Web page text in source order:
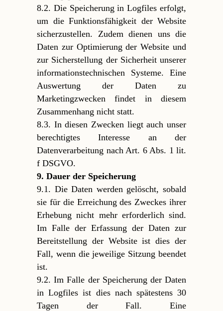
8.2. Die Speicherung in Logfiles erfolgt,
um die Funktionsfähigkeit der Website
sicherzustellen. Zudem dienen uns die
Daten zur Optimierung der Website und
zur Sicherstellung der Sicherheit unserer
informationstechnischen Systeme. Eine
Auswertung der Daten zu
Marketingzwecken findet in diesem
Zusammenhang nicht statt.
8.3. In diesen Zwecken liegt auch unser
berechtigtes Interesse an der
Datenverarbeitung nach Art. 6 Abs. 1 lit.
f DSGVO.
9. Dauer der Speicherung
9.1. Die Daten werden gelöscht, sobald
sie für die Erreichung des Zweckes ihrer
Erhebung nicht mehr erforderlich sind.
Im Falle der Erfassung der Daten zur
Bereitstellung der Website ist dies der
Fall, wenn die jeweilige Sitzung beendet
ist.
9.2. Im Falle der Speicherung der Daten
in Logfiles ist dies nach spätestens 30
Tagen der Fall. Eine